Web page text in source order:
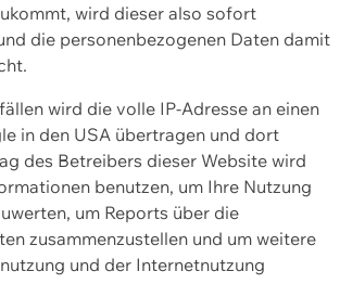
wird dieser also sofort
die personenbezogenen Daten damit
wird die volle IP-Adresse an einen
in den USA übertragen und dort
des Betreibers dieser Website wird
benutzen, um Ihre Nutzung
um Reports über die
zusammenzustellen und um weitere
und der Internetnutzung